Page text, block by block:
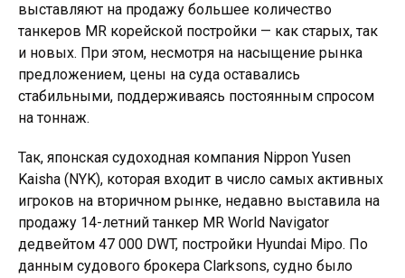
выставляют на продажу большее количество
танкеров MR корейской постройки — как старых, так
и новых. При этом, несмотря на насыщение рынка
предложением, цены на суда оставались
стабильными, поддерживаясь постоянным спросом
на тоннаж.
Так, японская судоходная компания Nippon Yusen
Kaisha (NYK), которая входит в число самых активных
игроков на вторичном рынке, недавно выставила на
продажу 14-летний танкер MR World Navigator
дедвейтом 47 000 DWT, постройки Hyundai Mipo. По
данным судового брокера Clarksons, судно было